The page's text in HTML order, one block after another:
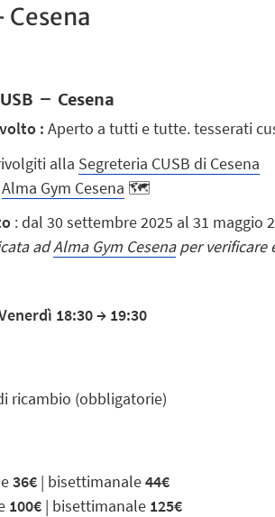
Cesena
– Cesena
: Aperto a tutti e tutte. tesserati
alla Segreteria CUSB di Cesena
Alma Gym Cesena 🗺️
: dal 30 settembre 2025 al 31 maggio
adAlma Gym Cesenaper verificare
18:30 → 19:30
ricambio (obbligatorie)
36€ | bisettimanale44€
100€ | bisettimanale 125€